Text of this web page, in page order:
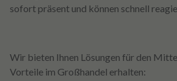
sofort präsent und können schnell
Wir bieten Ihnen Lösungen für den
Vorteile im Großhandel erhalten: